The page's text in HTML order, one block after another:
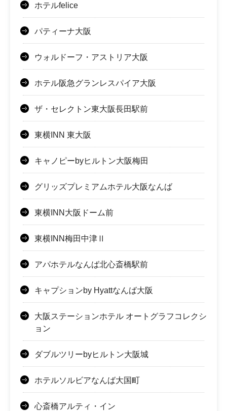
ホテルfelice
パティーナ大阪
ウォルドーフ・アストリア大阪
ホテル阪急グランレスパイア大阪
ザ・セレクトン東大阪長田駅前
東横INN 東大阪
キャノピーbyヒルトン大阪梅田
グリッズプレミアムホテル大阪なんば
東横INN大阪ドーム前
東横INN梅田中津Ⅱ
アパホテルなんば北心斎橋駅前
キャプションby Hyattなんば大阪
大阪ステーションホテル オートグラフコレクシ
ョン
ダブルツリーbyヒルトン大阪城
ホテルソルビアなんば大国町
心斎橋アルティ・イン